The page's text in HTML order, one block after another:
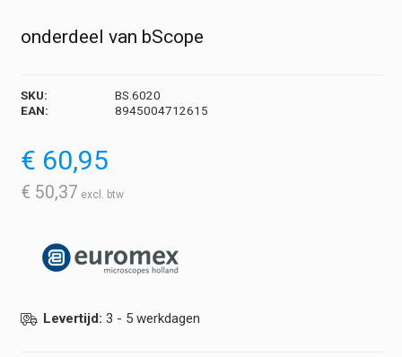
onderdeel van bScope
SKU:
BS.6020
EAN:
8945004712615
€ 60,95
€ 50,37
Levertijd: 3 - 5 werkdagen